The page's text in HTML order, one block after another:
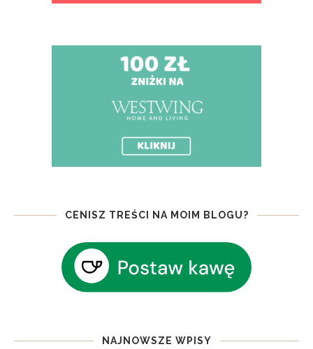
CENISZ TREŚCI NA MOIM BLOGU?
NAJNOWSZE WPISY